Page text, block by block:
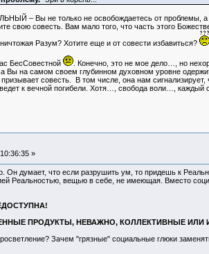
– Вы не только не освобождаетесь от проблемы, а
свою совесть. Вам мало того, что часть этого
Разум? Хотите еще и от совести избавиться?
БесСовестной
. Конечно, это не мое дело…, но
Вы на самом своем глубинном духовном уровне
совесть. В том числе, она нам
к вечной погибели. Хотя…, свобода воли…, каждый
»
Он думает, что если разрушить ум, то придешь к
Реальностью, вещью в себе, не имеющая. Вместо
ПРОДУКТЫ, НЕВАЖНО, КОЛЛЕКТИВНЫЕ ИЛИ
Зачем "грязные" социальные глюки